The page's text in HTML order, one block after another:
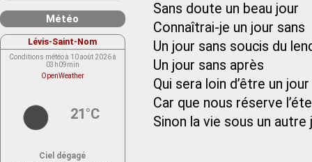
Sans doute un beau jour
Connaîtrai-je un jour sans
Un jour sans soucis du
Un jour sans après
Qui sera loin d’être un
Car que nous réserve
Sinon la vie sous un autre
Météo
Lévis-Saint-Nom
Conditions météo à 10 août 2026 à
03h09min
OpenWeather
21°C
Ciel dégagé